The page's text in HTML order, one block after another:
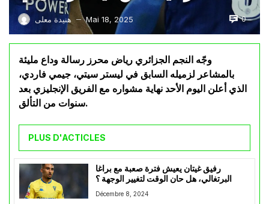
هنيدة معلى — Mai 18, 2025 0
وجّه النجم الجزائري رياض محرز رسالة وداع مليئة
بالمشاعر لزميله السابق في ليستر سيتي، جيمي فاردي،
الذي أعلن اليوم الأحد نهاية مشواره مع الفريق الإنجليزي بعد
سنوات من التألق.
PLUS D'ACTICLES
رفيق غيتان يعيش فترة صعبة مع براغا
البرتغالي، هل حان الوقت لتغيير الوجهة ؟
Décembre 8, 2024